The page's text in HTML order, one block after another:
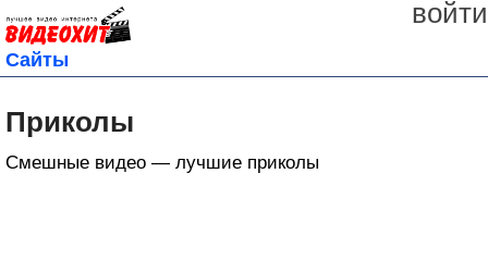
войти
Сайты
Приколы
Смешные видео — лучшие приколы